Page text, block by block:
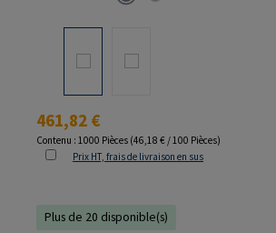
Prix régulier :
461,82 €
Contenu : 1000 Pièces (46,18 € / 100 Pièces)
Prix HT, frais de livraison en sus
Plus de 20 disponible(s)